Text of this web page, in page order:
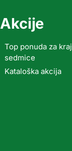
Akcije
Top ponuda za kraj
sedmice
Kataloška akcija